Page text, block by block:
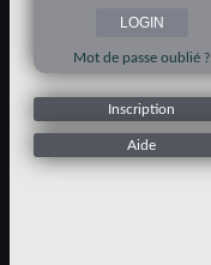
Mot de passe oublié ?
Inscription
Aide